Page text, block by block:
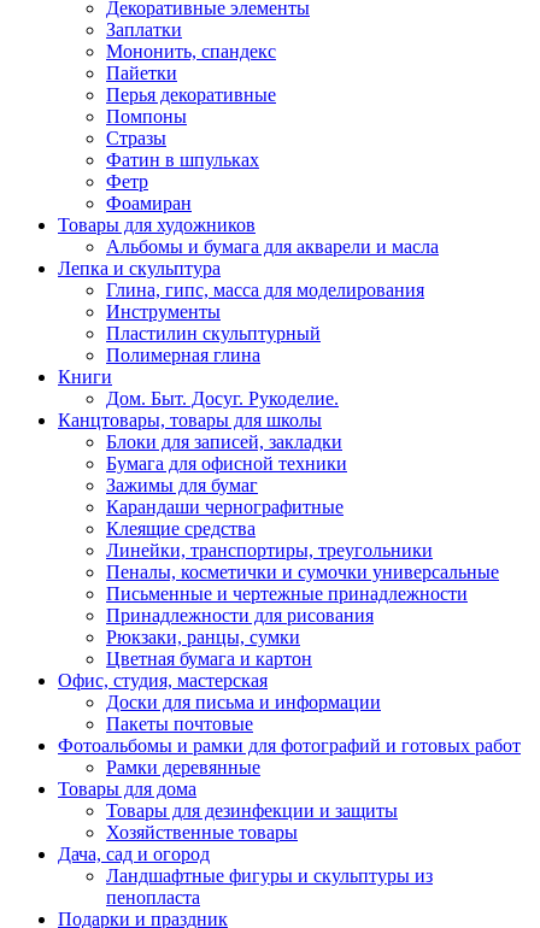
Декоративные элементы
Заплатки
Мононить, спандекс
Пайетки
Перья декоративные
Помпоны
Стразы
Фатин в шпульках
Фетр
Фоамиран
Товары для художников
Альбомы и бумага для акварели и масла
Лепка и скульптура
Глина, гипс, масса для моделирования
Инструменты
Пластилин скульптурный
Полимерная глина
Книги
Дом. Быт. Досуг. Рукоделие.
Канцтовары, товары для школы
Блоки для записей, закладки
Бумага для офисной техники
Зажимы для бумаг
Карандаши чернографитные
Клеящие средства
Линейки, транспортиры, треугольники
Пеналы, косметички и сумочки универсальные
Письменные и чертежные принадлежности
Принадлежности для рисования
Рюкзаки, ранцы, сумки
Цветная бумага и картон
Офис, студия, мастерская
Доски для письма и информации
Пакеты почтовые
Фотоальбомы и рамки для фотографий и готовых работ
Рамки деревянные
Товары для дома
Товары для дезинфекции и защиты
Хозяйственные товары
Дача, сад и огород
Ландшафтные фигуры и скульптуры из
пенопласта
Подарки и праздник